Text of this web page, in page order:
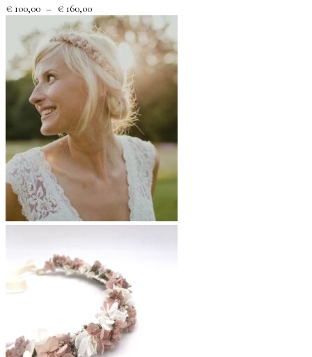
€ 100,00 – € 160,00Plage
de
prix :
€ 100,00
à
€ 160,00